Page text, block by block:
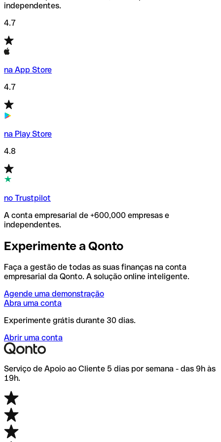
independentes.
4.7
na App Store
4.7
na Play Store
4.8
no Trustpilot
A conta empresarial de +600,000 empresas e
independentes.
Experimente a Qonto
Faça a gestão de todas as suas finanças na conta
empresarial da Qonto. A solução online inteligente.
Agende uma demonstração
Abra uma conta
Experimente grátis durante 30 dias.
Abrir uma conta
Serviço de Apoio ao Cliente 5 dias por semana - das 9h às
19h.